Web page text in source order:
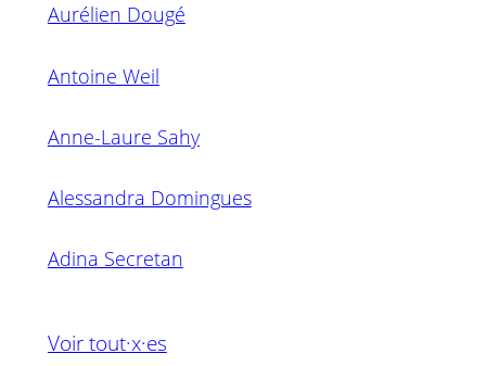
Aurélien Dougé
Antoine Weil
Anne-Laure Sahy
Alessandra Domingues
Adina Secretan
Voir tout·x·es